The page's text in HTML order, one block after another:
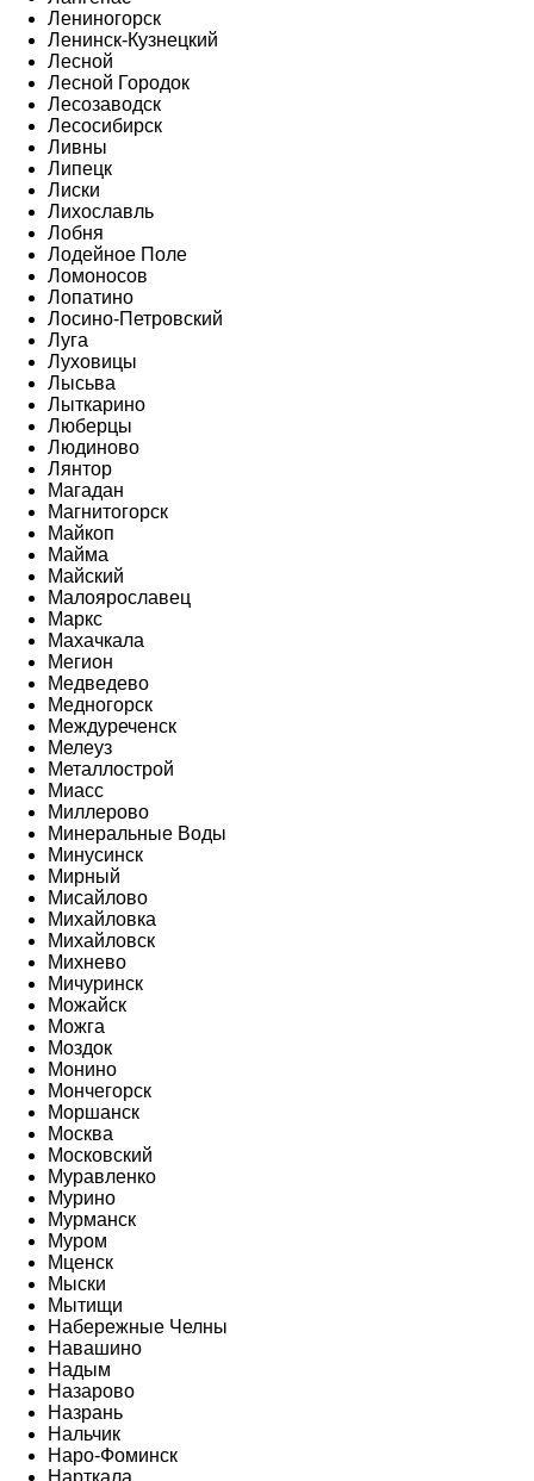
Лениногорск
Ленинск-Кузнецкий
Лесной
Лесной Городок
Лесозаводск
Лесосибирск
Ливны
Липецк
Лиски
Лихославль
Лобня
Лодейное Поле
Ломоносов
Лопатино
Лосино-Петровский
Луга
Луховицы
Лысьва
Лыткарино
Люберцы
Людиново
Лянтор
Магадан
Магнитогорск
Майкоп
Майма
Майский
Малоярославец
Маркс
Махачкала
Мегион
Медведево
Медногорск
Междуреченск
Мелеуз
Металлострой
Миасс
Миллерово
Минеральные Воды
Минусинск
Мирный
Мисайлово
Михайловка
Михайловск
Михнево
Мичуринск
Можайск
Можга
Моздок
Монино
Мончегорск
Моршанск
Москва
Московский
Муравленко
Мурино
Мурманск
Муром
Мценск
Мыски
Мытищи
Набережные Челны
Навашино
Надым
Назарово
Назрань
Нальчик
Наро-Фоминск
Нарткала